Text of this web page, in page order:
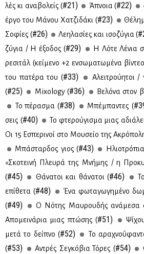
λές κι ανα­βο­λείς (#21) Άπνοια (#22)
έρ­γο του Μά­νου Χα­τζι­δά­κι (#23)
Σο­φί­ες (#26) Λε­η­λα­σί­ες και ισο­ζύ­για (
ζύ­για / H έξο­δος (#29) Η Λό­τε Λέ­νια
ρε­σι­τάλ (κεί­με­νο +2 εν­σω­μα­τω­μέ­να
του πα­τέ­ρα του (#33)
Αλει­τρού­η­τοι
(#25) Mixology (#36) Βε­λό­να στον
Το πέ­ρα­σμα (#38) Μπέ­μπα­ντες (
σεις (#40) Το φτε­ρού­γι­σμα μιας
Οι 15 Εσπε­ρι­νοί στο Μου­σείο της
Μπά­σταρ­δος γιος (#43)
«Σκο­τει­νή Πλευ­ρά της Μνή­μης / η
(#45) Θά­να­τοι και θά­να­τοι (#46)
επί­θε­τα (#48)
Ένα φω­τα­γω­γη­μέ­νο
(#49) Ο Νό­της Μαυ­ρου­δής ανά­με­σα
Απο­μει­νά­ρια μιας πτώ­σης (#51)
με­τά το δεί­πνο (#52)
Το
(#53) Αντρές Σε­γκό­βια Τό­ρες (#54)